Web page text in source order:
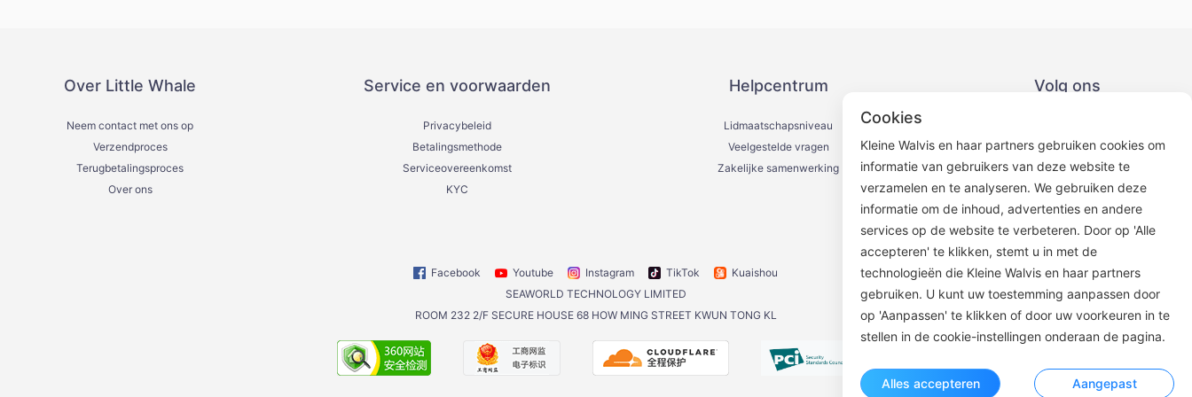
Over Little Whale
Neem contact met ons op
Verzendproces
Terugbetalingsproces
Over ons
Service en voorwaarden
Privacybeleid
Betalingsmethode
Serviceovereenkomst
KYC
Helpcentrum
Lidmaatschapsniveau
Veelgestelde vragen
Zakelijke samenwerking
Volg ons
WeChat Official Account
Facebook Youtube Instagram TikTok
Kuaishou
SEAWORLD TECHNOLOGY LIMITED
ROOM 232 2/F SECURE HOUSE 68 HOW MING STREET KWUN TONG KL
Cookies
Kleine Walvis en haar partners gebruiken cookies om
informatie van gebruikers van deze website te
verzamelen en te analyseren. We gebruiken deze
informatie om de inhoud, advertenties en andere
services op de website te verbeteren. Door op 'Alle
accepteren' te klikken, stemt u in met de
technologieën die Kleine Walvis en haar partners
gebruiken. U kunt uw toestemming aanpassen door
op 'Aanpassen' te klikken of door uw voorkeuren in te
stellen in de cookie-instellingen onderaan de pagina.
Alles accepteren Aangepast